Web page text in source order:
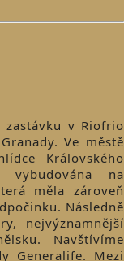
zastávku v Riofrio
Ve městě
Královského
na
měla zároveň
Následně
nejvýznamnější
Navštívíme
Generalife. Mezi